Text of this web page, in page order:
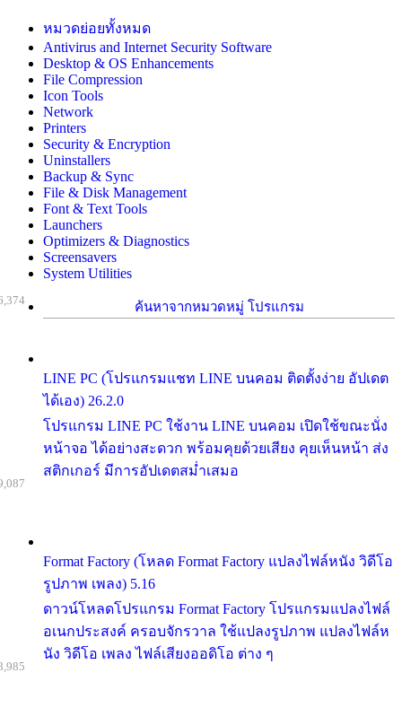
หมวดย่อยทั้งหมด
Antivirus and Internet Security Software
Desktop & OS Enhancements
File Compression
Icon Tools
Network
Printers
Security & Encryption
Uninstallers
Backup & Sync
File & Disk Management
Font & Text Tools
Launchers
Optimizers & Diagnostics
Screensavers
System Utilities
ค้นหาจากหมวดหมู่ โปรแกรม
LINE PC (โปรแกรมแชท LINE บนคอม ติดตั้งง่าย อัปเดต
ได้เอง) 26.2.0
โปรแกรม LINE PC ใช้งาน LINE บนคอม เปิดใช้ขณะนั่ง
หน้าจอ ได้อย่างสะดวก พร้อมคุยด้วยเสียง คุยเห็นหน้า ส่ง
สติกเกอร์ มีการอัปเดตสม่ำเสมอ
Format Factory (โหลด Format Factory แปลงไฟล์หนัง วิดีโอ
รูปภาพ เพลง) 5.16
ดาวน์โหลดโปรแกรม Format Factory โปรแกรมแปลงไฟล์
อเนกประสงค์ ครอบจักรวาล ใช้แปลงรูปภาพ แปลงไฟล์ห
นัง วิดีโอ เพลง ไฟล์เสียงออดิโอ ต่าง ๆ